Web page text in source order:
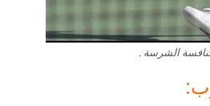
الشرسة .